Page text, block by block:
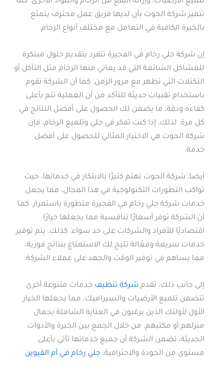
تتميز شركة الحوت بأن لديها فريق عمل محترف يتمتع
بالخبرة الكافية في التعامل مع مختلف أنواع الرخام.
إن شركة جلي رخام في الفجيرة تتفرد بتقديم حلول مبتكرة
للمشاكل الشائعة التي قد يعاني منها الرخام مثل التآكل أو
التكتلات التي تظهر مع مرور الزمن. كما أن الشركة تقوم
باستخدام تقنيات حديثة للتأكد من أن العملية تتم بأعلى
كفاءة ودقة، ما يضمن لك الحصول على أفضل النتائج في
كل مرة. لذلك، إذا كنت تفكر في جلي وتلميع الرخام، فإن
شركة الحوت هي الاختيار المثالي للحصول على أفضل
خدمة.
أيضا، شركة الحوت تهتم كثيرًا بالابتكار في خدماتها. حيث
تواكب التطورات التكنولوجية في هذا المجال، مما يجعل
خدمات شركة جلي رخام في الفجيرة متطورة باستمرار. كما
أن الشركة توفر أسعارًا تنافسية مما يجعلها خيارًا
اقتصاديًا للأفراد والشركات على حد سواء. كذلك، يتم توفير
خدمات سريعة وفعّالة تتيح لك الاستمتاع بنتائج فورية،
مما يساهم في توفير الوقت والجهد على عملاء الشركة.
إلى جانب ذلك، تقدم شركة تنظيف خدمات متنوعة أخرى
تتضمن تلميع الأرضيات والسيراميك، مما يجعلها الخيار
الأول لأولئك الذين يرغبون في العناية الشاملة بجمال
منزلهم أو مكتبهم. من خلال الجمع بين الخبرة والأدوات
الحديثة، تضمن الشركة أن جميع خدماتها تأتي بأعلى
مستوى من الجودة والاحترافية.جلي رخام في أم القيوين